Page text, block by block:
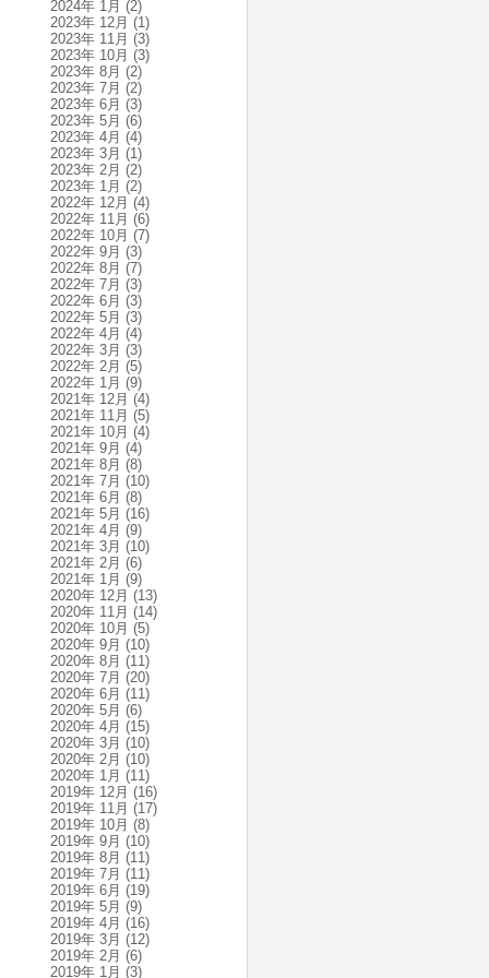
2024年 1月 (2)
2023年 12月 (1)
2023年 11月 (3)
2023年 10月 (3)
2023年 8月 (2)
2023年 7月 (2)
2023年 6月 (3)
2023年 5月 (6)
2023年 4月 (4)
2023年 3月 (1)
2023年 2月 (2)
2023年 1月 (2)
2022年 12月 (4)
2022年 11月 (6)
2022年 10月 (7)
2022年 9月 (3)
2022年 8月 (7)
2022年 7月 (3)
2022年 6月 (3)
2022年 5月 (3)
2022年 4月 (4)
2022年 3月 (3)
2022年 2月 (5)
2022年 1月 (9)
2021年 12月 (4)
2021年 11月 (5)
2021年 10月 (4)
2021年 9月 (4)
2021年 8月 (8)
2021年 7月 (10)
2021年 6月 (8)
2021年 5月 (16)
2021年 4月 (9)
2021年 3月 (10)
2021年 2月 (6)
2021年 1月 (9)
2020年 12月 (13)
2020年 11月 (14)
2020年 10月 (5)
2020年 9月 (10)
2020年 8月 (11)
2020年 7月 (20)
2020年 6月 (11)
2020年 5月 (6)
2020年 4月 (15)
2020年 3月 (10)
2020年 2月 (10)
2020年 1月 (11)
2019年 12月 (16)
2019年 11月 (17)
2019年 10月 (8)
2019年 9月 (10)
2019年 8月 (11)
2019年 7月 (11)
2019年 6月 (19)
2019年 5月 (9)
2019年 4月 (16)
2019年 3月 (12)
2019年 2月 (6)
2019年 1月 (3)